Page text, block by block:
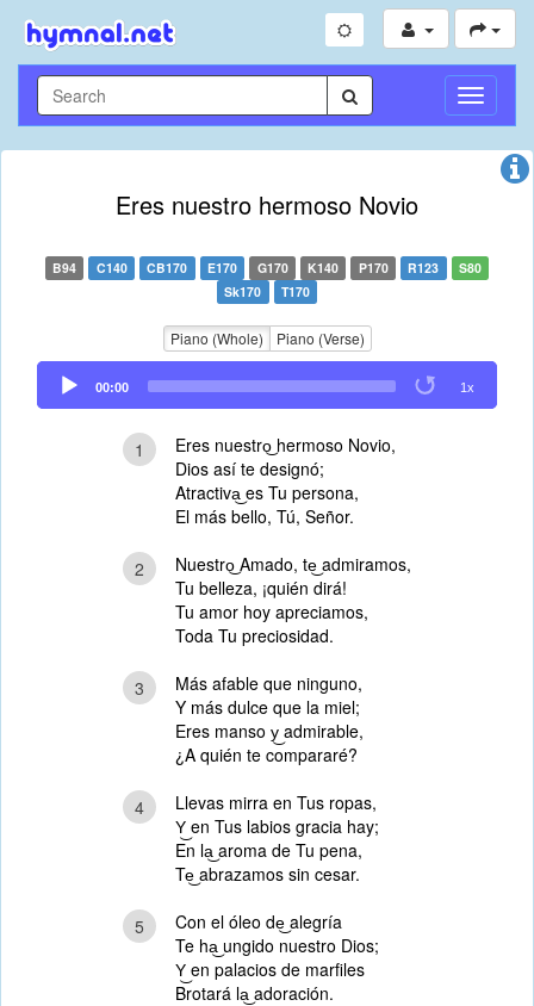
Toggle
Eres nuestro hermoso Novio
B94 C140 CB170 E170 G170 K140 P170 R123
S80
Sk170
T170
Piano (Whole) Piano (Verse)
Audio
Player
00:00 1x
1
Eres nuestro͜ hermoso Novio,
Dios así te designó;
Atractiva͜ es Tu persona,
El más bello, Tú, Señor.
2
Nuestro͜ Amado, te͜ admiramos,
Tu belleza, ¡quién dirá!
Tu amor hoy apreciamos,
Toda Tu preciosidad.
3
Más afable que ninguno,
Y más dulce que la miel;
Eres manso y͜ admirable,
¿A quién te compararé?
4
Llevas mirra en Tus ropas,
Y͜ en Tus labios gracia hay;
En la͜ aroma de Tu pena,
Te͜ abrazamos sin cesar.
5
Con el óleo de͜ alegría
Te ha͜ ungido nuestro Dios;
Y͜ en palacios de marfiles
Brotará la͜ adoración.